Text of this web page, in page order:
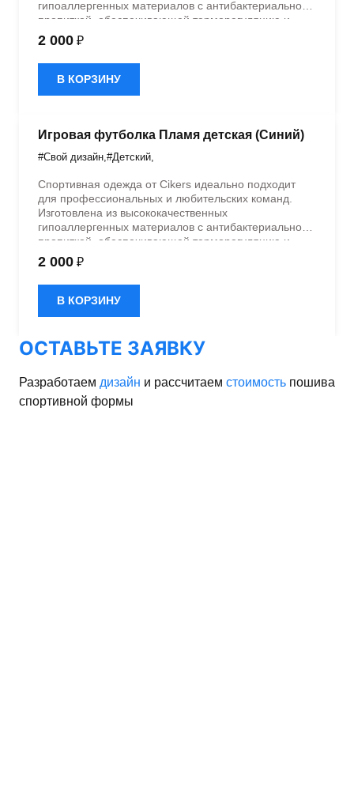
гипоаллергенных материалов с антибактериальной
пропиткой, обеспечивающей терморегуляцию и
быстрое влагоотведение. Одежда обладает
эластичностью в 5 направлениях и стильным
дизайном.
2 000 ₽
В КОРЗИНУ
Игровая футболка Пламя детская (Синий)
#Свой дизайн #Детский
Спортивная одежда от Cikers идеально подходит
для профессиональных и любительских команд.
Изготовлена из высококачественных
гипоаллергенных материалов с антибактериальной
пропиткой, обеспечивающей терморегуляцию и
быстрое влагоотведение. Одежда обладает
эластичностью в 5 направлениях и стильным
дизайном.
2 000 ₽
В КОРЗИНУ
ОСТАВЬТЕ ЗАЯВКУ
Разработаем дизайн и рассчитаем стоимость пошива
спортивной формы